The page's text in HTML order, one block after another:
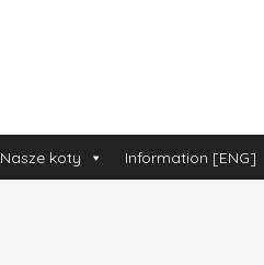
Nasze koty Information [ENG]